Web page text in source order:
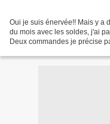
Oui je suis énervée!! Mais y a
du mois avec les soldes, j'ai
Deux commandes je précise